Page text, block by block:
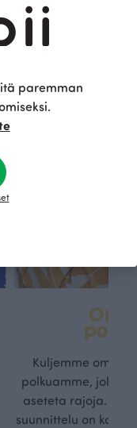
Oma
Kuljemme omaa,
polkuamme, jolla
aseteta rajoja.
suunnittelu on
paremman